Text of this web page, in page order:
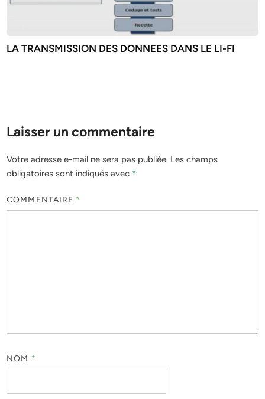
LA TRANSMISSION DES DONNEES DANS LE LI-FI
Laisser un commentaire
Votre adresse e-mail ne sera pas publiée. Les champs
obligatoires sont indiqués avec *
COMMENTAIRE *
NOM *